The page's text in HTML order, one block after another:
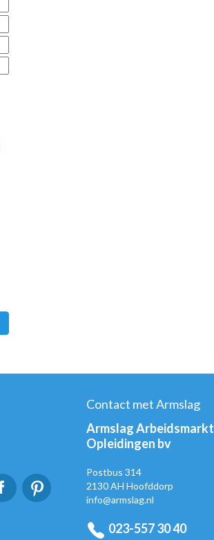
Contact met Armslag
Armslag Arbeidsmarkt
Opleidingen bv
Postbus 314
2130 AH Hoofddorp
info@armslag.nl
023-557 30 40